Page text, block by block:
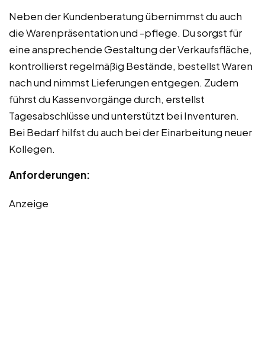
Neben der Kundenberatung übernimmst du auch
die Warenpräsentation und -pflege. Du sorgst für
eine ansprechende Gestaltung der Verkaufsfläche,
kontrollierst regelmäßig Bestände, bestellst Waren
nach und nimmst Lieferungen entgegen. Zudem
führst du Kassenvorgänge durch, erstellst
Tagesabschlüsse und unterstützt bei Inventuren.
Bei Bedarf hilfst du auch bei der Einarbeitung neuer
Kollegen.
Anforderungen:
Anzeige